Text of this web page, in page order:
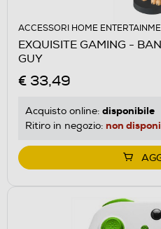
ACCESSORI HOME
EXQUISITE GAMING -
GUY
€ 33,49
Acquisto online: disponibile
Ritiro in negozio: non